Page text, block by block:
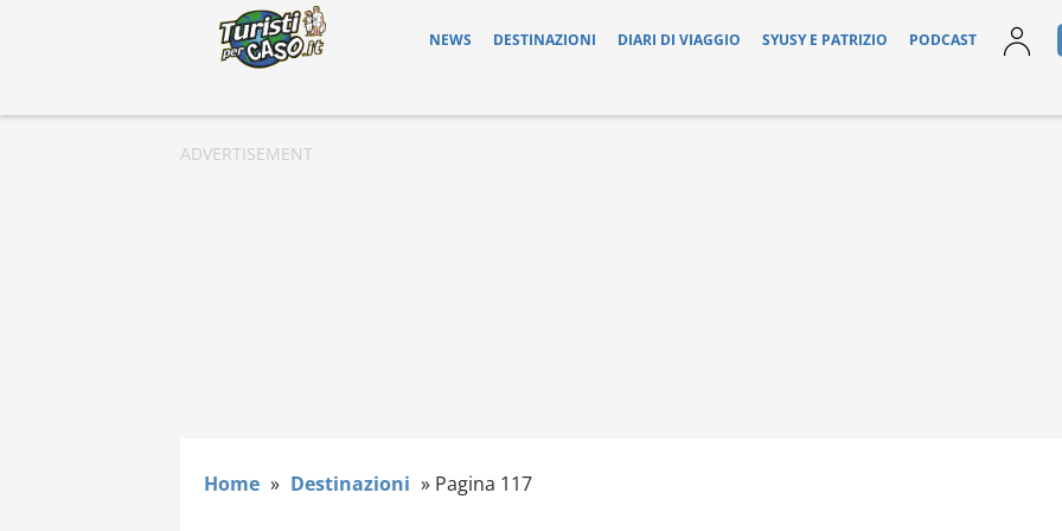
NEWS DESTINAZIONI DIARI DI VIAGGIO SYUSY E PATRIZIO PODCAST
Home » Destinazioni » Pagina 117